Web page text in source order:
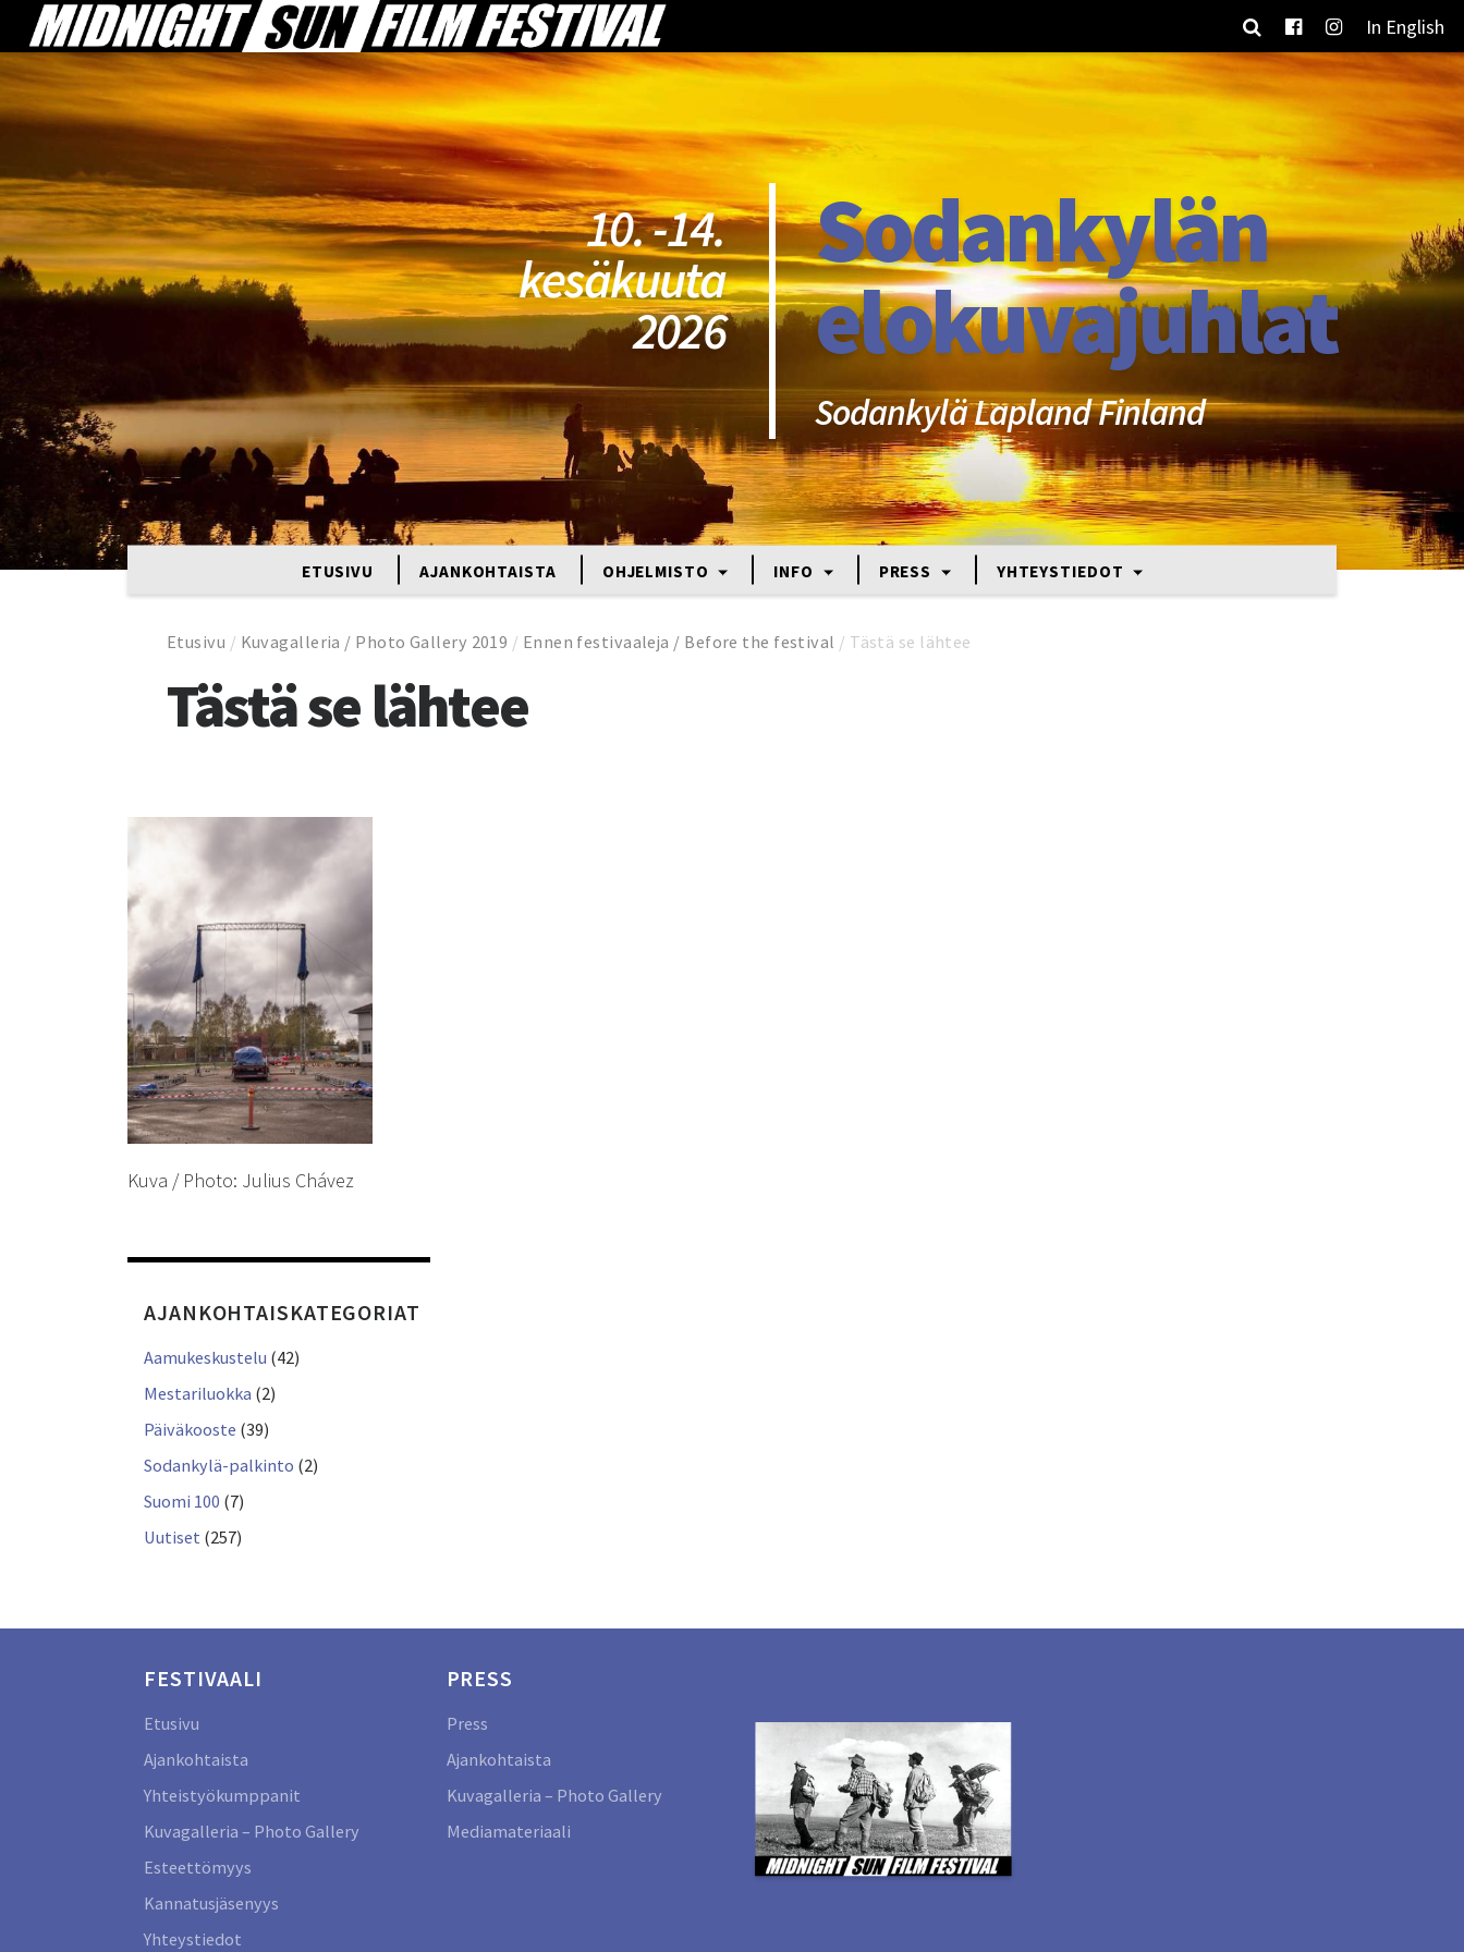
In English
10. -14.
kesäkuuta
2026
Sodankylän
elokuvajuhlat
Sodankylä Lapland Finland
ETUSIVU AJANKOHTAISTA OHJELMISTO INFO PRESS YHTEYSTIEDOT
Etusivu / Kuvagalleria / Photo Gallery 2019 / Ennen festivaaleja / Before the festival / Tästä se lähtee
Tästä se lähtee
Kuva / Photo: Julius Chávez
AJANKOHTAISKATEGORIAT
Aamukeskustelu (42)
Mestariluokka (2)
Päiväkooste (39)
Sodankylä-palkinto (2)
Suomi 100 (7)
Uutiset (257)
FESTIVAALI
Etusivu
Ajankohtaista
Yhteistyökumppanit
Kuvagalleria – Photo Gallery
Esteettömyys
Kannatusjäsenyys
Yhteystiedot
PRESS
Press
Ajankohtaista
Kuvagalleria – Photo Gallery
Mediamateriaali